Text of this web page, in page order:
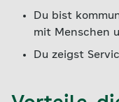
Du bist
mit Menschen
Du zeigst